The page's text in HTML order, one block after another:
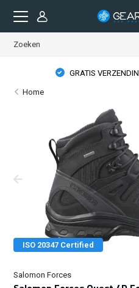
GRATIS
Home
ISO 20347 Certified
Salomon Forces